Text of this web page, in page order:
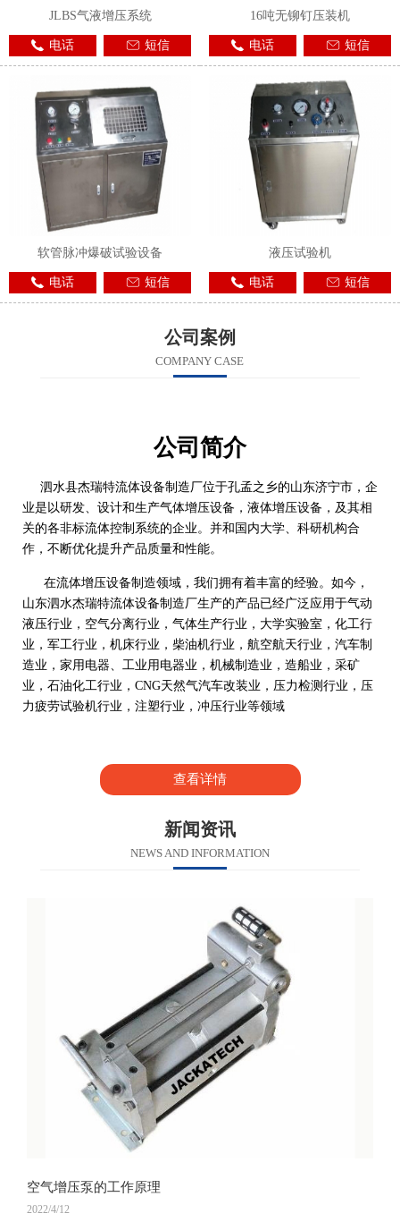
JLBS气液增压系统
电话 短信
16吨无铆钉压装机
电话 短信
软管脉冲爆破试验设备
电话 短信
液压试验机
电话 短信
公司案例
COMPANY CASE
公司简介
泗水县杰瑞特流体设备制造厂位于孔孟之乡的山东济宁市，企
业是以研发、设计和生产气体增压设备，液体增压设备，及其相
关的各非标流体控制系统的企业。并和国内大学、科研机构合
作，不断优化提升产品质量和性能。
在流体增压设备制造领域，我们拥有着丰富的经验。如今，
山东泗水杰瑞特流体设备制造厂生产的产品已经广泛应用于气动
液压行业，空气分离行业，气体生产行业，大学实验室，化工行
业，军工行业，机床行业，柴油机行业，航空航天行业，汽车制
造业，家用电器、工业用电器业，机械制造业，造船业，采矿
业，石油化工行业，CNG天然气汽车改装业，压力检测行业，压
力疲劳试验机行业，注塑行业，冲压行业等领域
查看详情
新闻资讯
NEWS AND INFORMATION
空气增压泵的工作原理
2022/4/12